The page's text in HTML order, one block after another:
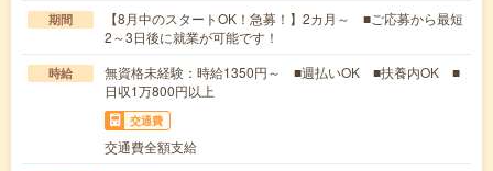
期間
【8月中のスタートOK！急募！】2カ月～ ■ご応募から最短
2～3日後に就業が可能です！
時給
無資格未経験：時給1350円～ ■週払いOK ■扶養内OK ■
日収1万800円以上
交通費
交通費全額支給